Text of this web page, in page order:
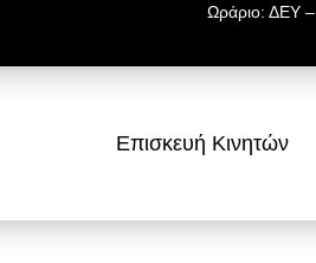
Ωράριο: ΔΕΥ
Επισκευή Κινητών